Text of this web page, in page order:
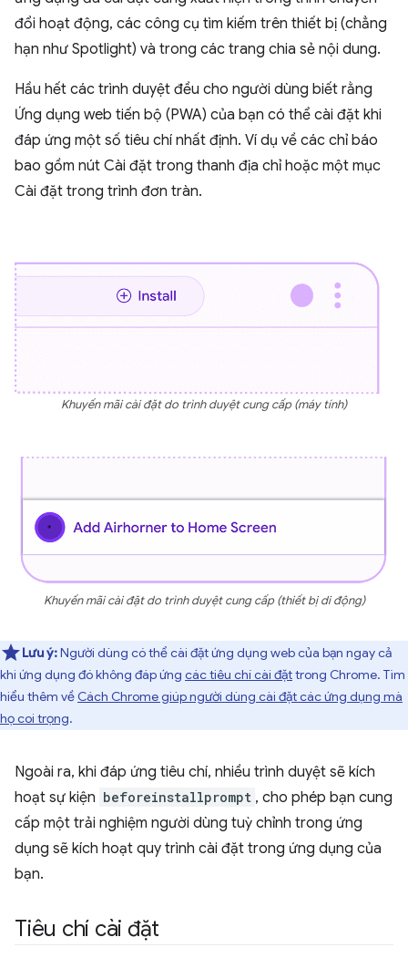
đổi hoạt động, các công cụ tìm kiếm trên thiết bị (chẳng
hạn như Spotlight) và trong các trang chia sẻ nội dung.
Hầu hết các trình duyệt đều cho người dùng biết rằng
Ứng dụng web tiến bộ (PWA) của bạn có thể cài đặt khi
đáp ứng một số tiêu chí nhất định. Ví dụ về các chỉ báo
bao gồm nút Cài đặt trong thanh địa chỉ hoặc một mục
Cài đặt trong trình đơn tràn.
Khuyến mãi cài đặt do trình duyệt cung cấp (máy tính)
Khuyến mãi cài đặt do trình duyệt cung cấp (thiết bị di động)
Lưu ý:Người dùng có thể cài đặt ứng dụng web của bạn ngay cả
khi ứng dụng đó không đáp ứng các tiêu chí cài đặttrong Chrome. Tìm
hiểu thêm về Cách Chrome giúp người dùng cài đặt các ứng dụng mà
họ coi trọng.
Ngoài ra, khi đáp ứng tiêu chí, nhiều trình duyệt sẽ kích
hoạt sự kiện beforeinstallprompt , cho phép bạn cung
cấp một trải nghiệm người dùng tuỳ chỉnh trong ứng
dụng sẽ kích hoạt quy trình cài đặt trong ứng dụng của
bạn.
Tiêu chí cài đặt